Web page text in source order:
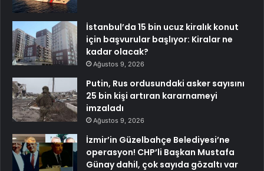
İstanbul’da 15 bin ucuz kiralık konut
için başvurular başlıyor: Kiralar ne
kadar olacak?
Ağustos 9, 2026
Putin, Rus ordusundaki asker sayısını
25 bin kişi artıran kararnameyi
imzaladı
Ağustos 9, 2026
İzmir’in Güzelbahçe Belediyesi’ne
operasyon! CHP’li Başkan Mustafa
Günay dahil, çok sayıda gözaltı var